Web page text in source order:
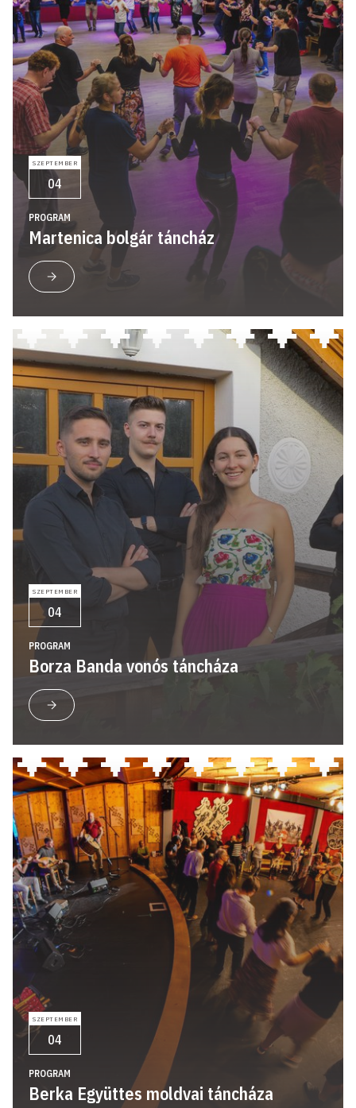
SZEPTEMBER
04
PROGRAM
Martenica bolgár táncház
SZEPTEMBER
04
PROGRAM
Borza Banda vonós táncháza
SZEPTEMBER
04
PROGRAM
Berka Együttes moldvai táncháza